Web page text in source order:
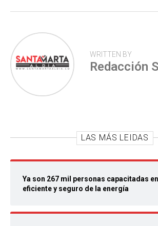
WRITTEN BY
Redacción
LAS MÁS LEIDAS
Ya son 267 mil personas capacitadas
eficiente y seguro de la energía